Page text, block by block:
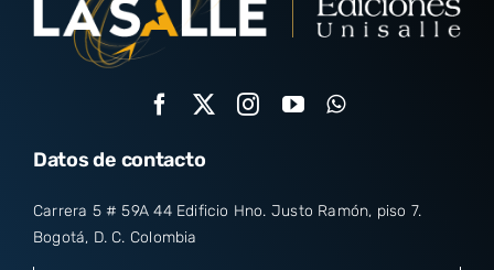
Datos de contacto
Carrera 5 # 59A 44 Edificio Hno. Justo Ramón, piso 7.
Bogotá, D. C. Colombia